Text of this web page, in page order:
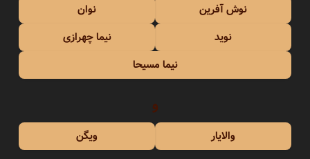
نوش آفرین
نوان
نوید
نیما چهرازی
نیما مسیحا
و
والایار ویگن